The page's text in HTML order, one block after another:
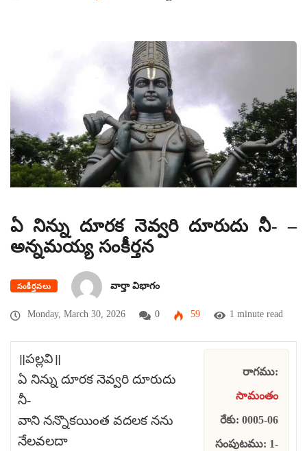
ఏ నిన్ను దూరక నెవ్వరి దూరుదు నీ- –
అన్నమయ్య సంకీర్తన
సంకీర్తనలు వార్తా విభాగం
Monday, March 30, 2026 0 59 1 minute read
॥పల్లవి॥
ఏ నిన్ను దూరక నెవ్వరి దూరుదు
నీ-
వాని నన్నొకయింత వదలక నను
నేలవలదా
రాగము:
సామంతం
రేకు: 0005-06
సంపుటము: 1-